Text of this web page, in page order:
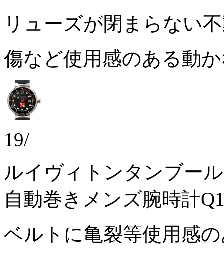
リューズが閉まらない
傷など使用感のある動
19/
ルイヴィトンタンブー
自動巻きメンズ腕時計
ベルトに亀裂等使用感